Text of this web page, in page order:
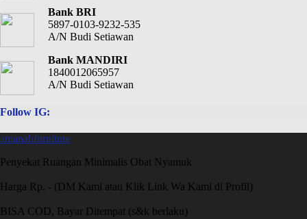
Bank BRI
5897-0103-9232-535
A/N Budi Setiawan
Bank MANDIRI
1840012065957
A/N Budi Setiawan
Follow IG:
amanahfurniture
Penyekat Ruangan Minimalis Obat Nyamuk
Harga Rp. - (DM Kami atau Klik Link Wa Kami di Profil)
BISA COD, Bayar Ditempat (s&k berlaku)